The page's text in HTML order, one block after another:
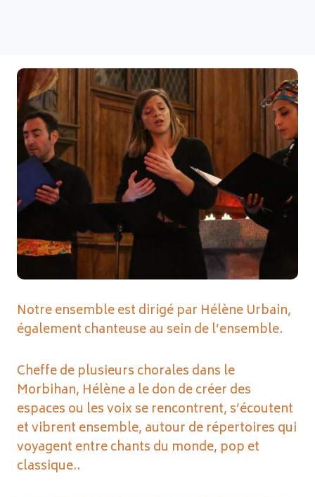
Notre ensemble est dirigé par Hélène Urbain,
également chanteuse au sein de l’ensemble.
Cheffe de plusieurs chorales dans le
Morbihan, Hélène a le don de créer des
espaces ou les voix se rencontrent, s’écoutent
et vibrent ensemble, autour de répertoires qui
voyagent entre chants du monde, pop et
classique..